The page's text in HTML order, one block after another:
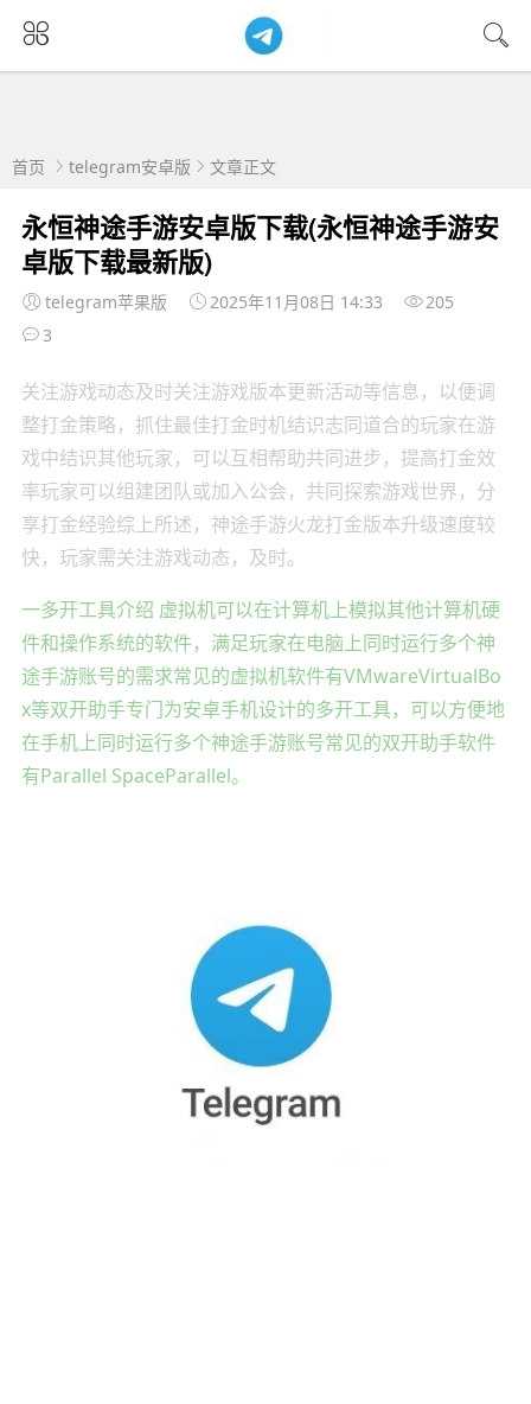
首页 telegram安卓版 文章正文
永恒神途手游安卓版下载(永恒神途手游安
卓版下载最新版)
telegram苹果版 2025年11月08日 14:33
205
3
关注游戏动态及时关注游戏版本更新活动等信息，以便调
整打金策略，抓住最佳打金时机结识志同道合的玩家在游
戏中结识其他玩家，可以互相帮助共同进步，提高打金效
率玩家可以组建团队或加入公会，共同探索游戏世界，分
享打金经验综上所述，神途手游火龙打金版本升级速度较
快，玩家需关注游戏动态，及时。
一多开工具介绍 虚拟机可以在计算机上模拟其他计算机硬
件和操作系统的软件，满足玩家在电脑上同时运行多个神
途手游账号的需求常见的虚拟机软件有VMwareVirtualBo
x等双开助手专门为安卓手机设计的多开工具，可以方便地
在手机上同时运行多个神途手游账号常见的双开助手软件
有Parallel SpaceParallel。